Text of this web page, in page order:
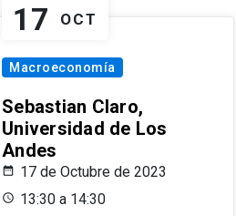
17 OCT
Macroeconomía
Sebastian Claro,
Universidad de Los
Andes
17 de Octubre de 2023
13:30 a 14:30